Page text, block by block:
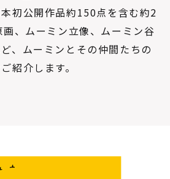
初公開作品約150点を含む約2
、ムーミン立像、ムーミン谷
、ムーミンとその仲間たちの
紹介します。